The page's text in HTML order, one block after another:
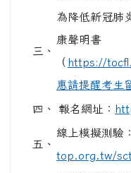
三、
為降低新冠肺
康聲明書
（ https://
惠請提醒考生
四、 報名網址：
五、
線上模擬測驗：
top.org.tw/